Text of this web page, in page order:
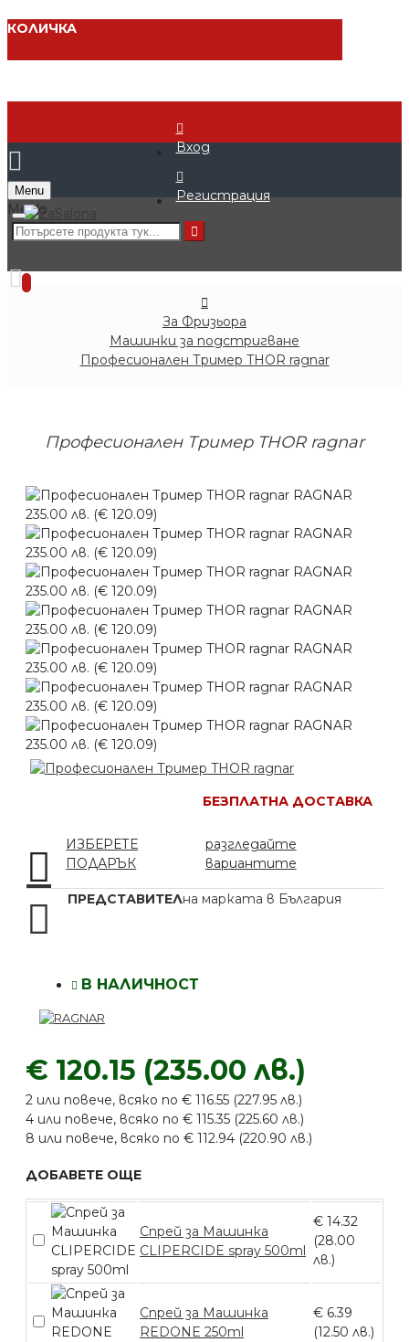
КОЛИЧКА
Вход
Регистрация
Menu
0
За Фризьора
Машинки за подстригване
Професионален Тример THOR ragnar
Професионален Тример THOR ragnar
БЕЗПЛАТНА ДОСТАВКА
ИЗБЕРЕТЕ
ПОДАРЪК
разгледайте
вариантите
ПРЕДСТАВИТЕЛна марката в България
€ 120.15 (235.00 лв.)
2 или повече, всяко по € 116.55 (227.95 лв.)
4 или повече, всяко по € 115.35 (225.60 лв.)
8 или повече, всяко по € 112.94 (220.90 лв.)
В НАЛИЧНОСТ
ДОБАВЕТЕ ОЩЕ
Спрей за Машинка
CLIPERCIDE spray 500ml
€ 14.32
(28.00
лв.)
Спрей за Машинка
REDONE 250ml
€ 6.39
(12.50 лв.)